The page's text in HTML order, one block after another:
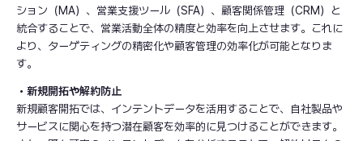
ション（MA）、営業支援ツール（SFA）、顧客関係管理（CRM）と
統合することで、営業活動全体の精度と効率を向上させます。これに
より、ターゲティングの精密化や顧客管理の効率化が可能となりま
す。
・新規開拓や解約防止
新規顧客開拓では、インテントデータを活用することで、自社製品や
サービスに関心を持つ潜在顧客を効率的に見つけることができます。